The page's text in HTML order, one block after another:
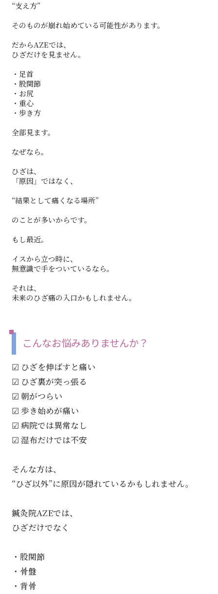
“支え方”
そのものが崩れ始めている可能性があります。
だからAZEでは、
ひざだけを見ません。
・足首
・股関節
・お尻
・重心
・歩き方
全部見ます。
なぜなら。
ひざは、
「原因」ではなく、
“結果として痛くなる場所”
のことが多いからです。
もし最近。
イスから立つ時に、
無意識で手をついているなら。
それは、
未来のひざ痛の入口かもしれません。
こんなお悩みありませんか？
☑ ひざを伸ばすと痛い
☑ ひざ裏が突っ張る
☑ 朝がつらい
☑ 歩き始めが痛い
☑ 病院では異常なし
☑ 湿布だけでは不安
そんな方は、
“ひざ以外”に原因が隠れているかもしれません。
鍼灸院AZEでは、
ひざだけでなく
・股関節
・骨盤
・背骨